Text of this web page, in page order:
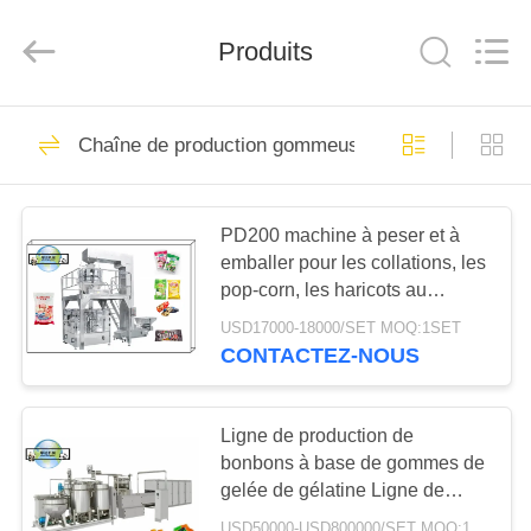
MAISON
PRODUITS
AU
SUJET
DE
NOUS
VISITE
D'USINE
Rights
Reserved.
chaîne de
fabrication de biscuit
Ligne de production
de crêpes
5
Produits
Chaîne de production gommeuse
PD200 machine à peser et à
emballer pour les collations, les
pop-corn, les haricots au
chocolat, les bonbons, les
confitures, les confitures de
USD17000-18000/SET MOQ:1SET
CONTACTEZ-NOUS
Ligne de production de
bonbons à base de gommes de
gelée de gélatine Ligne de
production de bonbons à base